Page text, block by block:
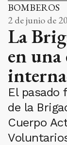
BOMBEROS
2 de junio de
La
en
El pasado
de la
Cuerpo